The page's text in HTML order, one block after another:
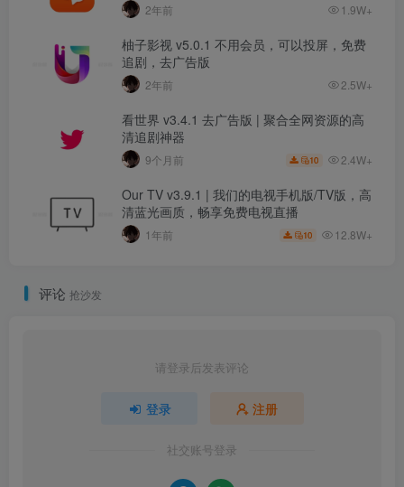
2年前 1.9W+
柚子影视 v5.0.1 不用会员，可以投屏，免费
追剧，去广告版
2年前 2.5W+
看世界 v3.4.1 去广告版 | 聚合全网资源的高
清追剧神器
9个月前 10 2.4W+
Our TV v3.9.1 | 我们的电视手机版/TV版，高
清蓝光画质，畅享免费电视直播
1年前 10 12.8W+
评论 抢沙发
请登录后发表评论
登录 注册
社交账号登录